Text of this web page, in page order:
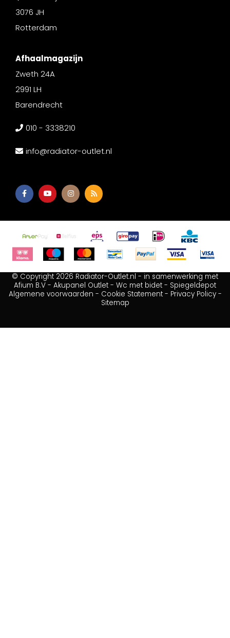
3076 JH
Rotterdam
Afhaalmagazijn
Zweth 24A
2991 LH
Barendrecht
010 - 3338210
info@radiator-outlet.nl
© Copyright 2026 Radiator-Outlet.nl - in samenwerking met
Afium B.V - Akupanel Outlet - Wc met bidet - Spiegeldepot
Algemene voorwaarden - Cookie Statement- Privacy Policy-
Sitemap